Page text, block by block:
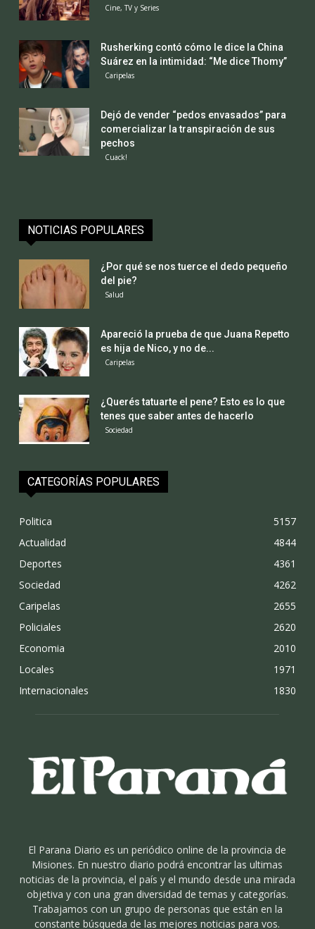
Cine, TV y Series
Rusherking contó cómo le dice la China
Suárez en la intimidad: “Me dice Thomy”
Caripelas
Dejó de vender “pedos envasados” para
comercializar la transpiración de sus
pechos
Cuack!
NOTICIAS POPULARES
¿Por qué se nos tuerce el dedo pequeño
del pie?
Salud
Apareció la prueba de que Juana Repetto
es hija de Nico, y no de...
Caripelas
¿Querés tatuarte el pene? Esto es lo que
tenes que saber antes de hacerlo
Sociedad
CATEGORÍAS POPULARES
Politica
5157
Actualidad
4844
Deportes
4361
Sociedad
4262
Caripelas
2655
Policiales
2620
Economia
2010
Locales
1971
Internacionales
1830
El Parana Diario es un periódico online de la provincia de
Misiones. En nuestro diario podrá encontrar las ultimas
noticias de la provincia, el país y el mundo desde una mirada
objetiva y con una gran diversidad de temas y categorías.
Trabajamos con un grupo de personas que están en la
constante búsqueda de las mejores noticias para vos.